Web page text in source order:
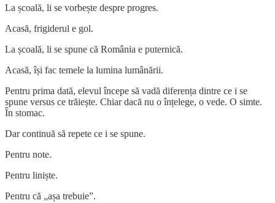
La școală, li se vorbește despre progres.
Acasă, frigiderul e gol.
La școală, li se spune că România e puternică.
Acasă, își fac temele la lumina lumânării.
Pentru prima dată, elevul începe să vadă diferența dintre ce i se
spune versus ce trăiește. Chiar dacă nu o înțelege, o vede. O simte.
În stomac.
Dar continuă să repete ce i se spune.
Pentru note.
Pentru liniște.
Pentru că „așa trebuie”.